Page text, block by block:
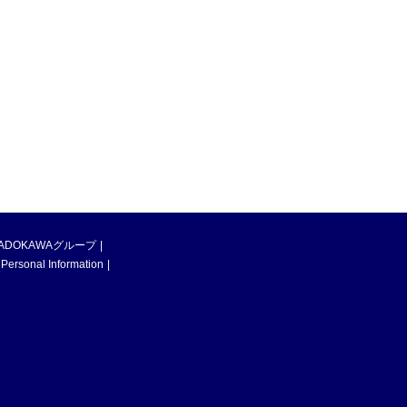
グループ
Information